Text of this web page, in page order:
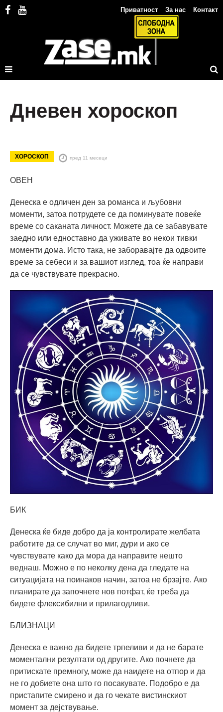
Приватност За нас Контакт
Дневен хороскоп
ХОРОСКОП пред 11 месеци
ОВЕН
Денеска е одличен ден за романса и љубовни
моменти, затоа потрудете се да поминувате повеќе
време со саканата личност. Можете да се забавувате
заедно или едноставно да уживате во некои тивки
моменти дома. Исто така, не заборавајте да одвоите
време за себеси и за вашиот изглед, тоа ќе направи
да се чувствувате прекрасно.
БИК
Денеска ќе биде добро да ја контролирате желбата
работите да се случат во миг, дури и ако се
чувствувате како да мора да направите нешто
веднаш. Можно е по неколку дена да гледате на
ситуацијата на поинаков начин, затоа не брзајте. Ако
планирате да започнете нов потфат, ќе треба да
бидете флексибилни и прилагодливи.
БЛИЗНАЦИ
Денеска е важно да бидете трпеливи и да не барате
моментални резултати од другите. Ако почнете да
притискате премногу, може да наидете на отпор и да
не го добиете она што го посакувате. Подобро е да
пристапите смирено и да го чекате вистинскиот
момент за дејствување.